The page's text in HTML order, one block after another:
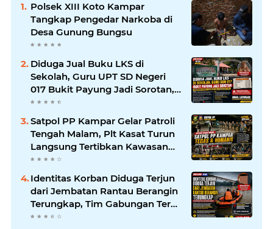
Polsek XIII Koto Kampar
Tangkap Pengedar Narkoba di
Desa Gunung Bungsu
Diduga Jual Buku LKS di
Sekolah, Guru UPT SD Negeri
017 Bukit Payung Jadi Sorotan,
Disdikpora Kampar Tegaskan
Tidak Pernah Beri Izin
Satpol PP Kampar Gelar Patroli
Tengah Malam, Plt Kasat Turun
Langsung Tertibkan Kawasan
Publik dan Warung Karaoke
Identitas Korban Diduga Terjun
dari Jembatan Rantau Berangin
Terungkap, Tim Gabungan Terus
Sisir Sungai Kampar